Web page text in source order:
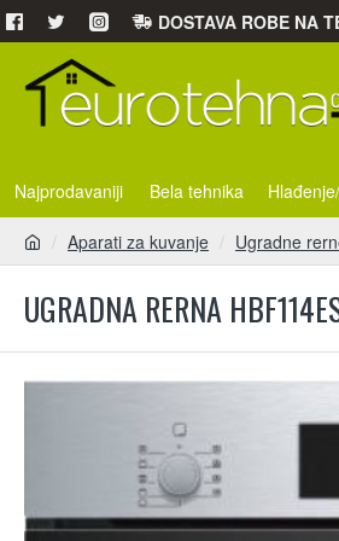
DOSTAVA ROBE NA
Najprodavaniji Bela tehnika
Aparati za kuvanje Ugradne
UGRADNA RERNA